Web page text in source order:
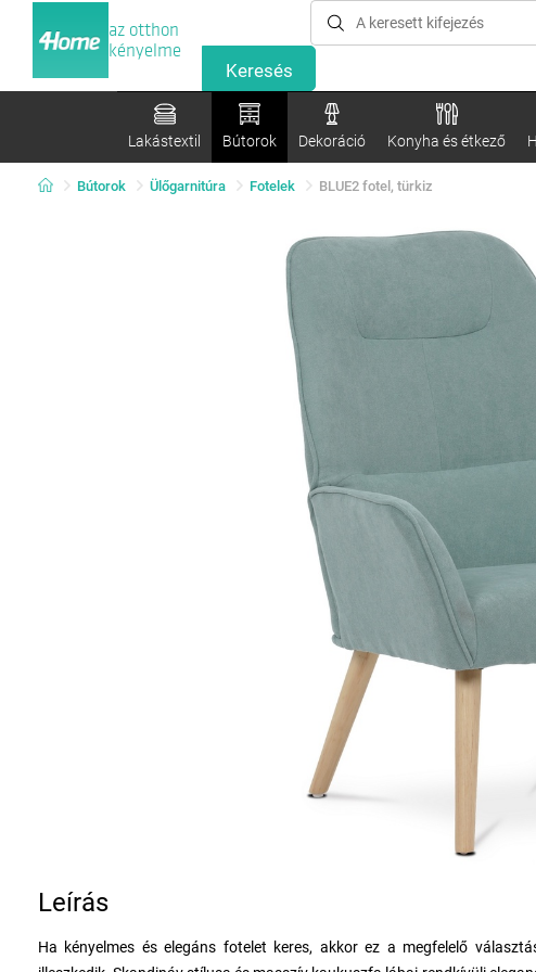
az otthon
kényelme
Lakástextil Bútorok Dekoráció Konyha és étkező
Bútorok Ülőgarnitúra Fotelek BLUE2 fotel, türkiz
Leírás
Ha kényelmes és elegáns fotelet keres, akkor ez a megfelelő